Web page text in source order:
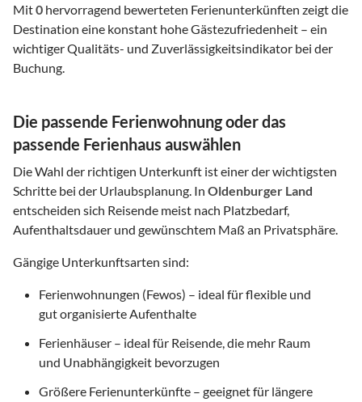
Mit0 hervorragend bewerteten Ferienunterkünften zeigt die
Destination eine konstant hohe Gästezufriedenheit – ein
wichtiger Qualitäts- und Zuverlässigkeitsindikator bei der
Buchung.
Die passende Ferienwohnung oder das
passende Ferienhaus auswählen
Die Wahl der richtigen Unterkunft ist einer der wichtigsten
Schritte bei der Urlaubsplanung. In Oldenburger Land
entscheiden sich Reisende meist nach Platzbedarf,
Aufenthaltsdauer und gewünschtem Maß an Privatsphäre.
Gängige Unterkunftsarten sind:
Ferienwohnungen (Fewos) – ideal für flexible und
gut organisierte Aufenthalte
Ferienhäuser – ideal für Reisende, die mehr Raum
und Unabhängigkeit bevorzugen
Größere Ferienunterkünfte – geeignet für längere